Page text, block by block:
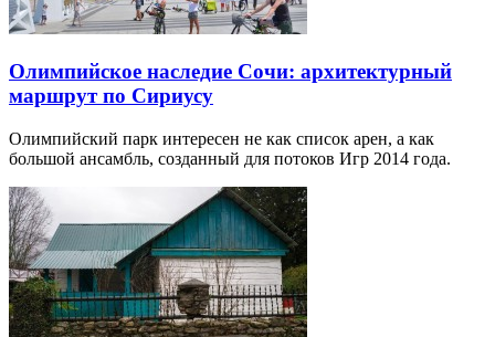
Олимпийское наследие Сочи: архитектурный
маршрут по Сириусу
Олимпийский парк интересен не как список арен, а как
большой ансамбль, созданный для потоков Игр 2014 года.